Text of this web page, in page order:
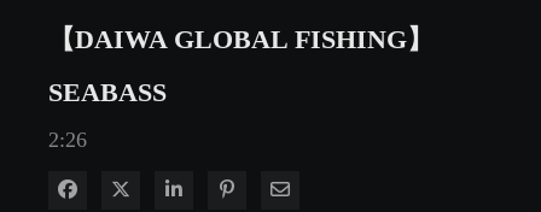
【DAIWA GLOBAL FISHING】
SEABASS
2:26
Facebook で共有
Xで共有する
LinkedIn で共有
Pinterest に投稿
電子メールで共有